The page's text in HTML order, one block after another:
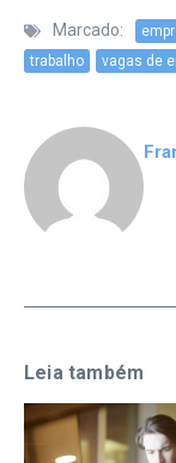
Marcado:
trabalho
vagas de
Leia também